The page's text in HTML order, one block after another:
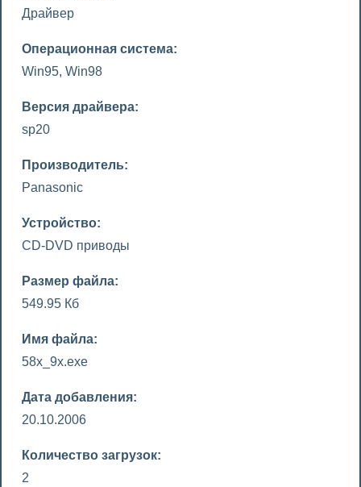
Драйвер
Операционная система:
Win95, Win98
Версия драйвера:
sp20
Производитель:
Panasonic
Устройство:
CD-DVD приводы
Размер файла:
549.95 Кб
Имя файла:
58x_9x.exe
Дата добавления:
20.10.2006
Количество загрузок:
2